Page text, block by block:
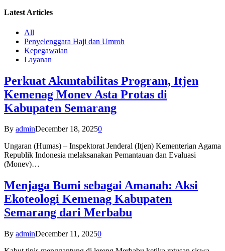
Latest Articles
All
Penyelenggara Haji dan Umroh
Kepegawaian
Layanan
Perkuat Akuntabilitas Program, Itjen
Kemenag Monev Asta Protas di
Kabupaten Semarang
By adminDecember 18, 20250
Ungaran (Humas) – Inspektorat Jenderal (Itjen) Kementerian Agama
Republik Indonesia melaksanakan Pemantauan dan Evaluasi
(Monev)…
Menjaga Bumi sebagai Amanah: Aksi
Ekoteologi Kemenag Kabupaten
Semarang dari Merbabu
By adminDecember 11, 20250